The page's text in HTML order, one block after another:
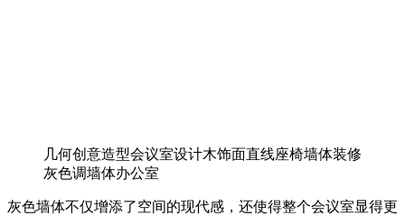
几何创意造型会议室设计木饰面直线座椅墙体装修
灰色调墙体办公室
灰色墙体不仅增添了空间的现代感，还使得整个会议室显得更